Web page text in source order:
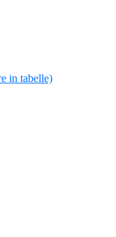
in tabelle)